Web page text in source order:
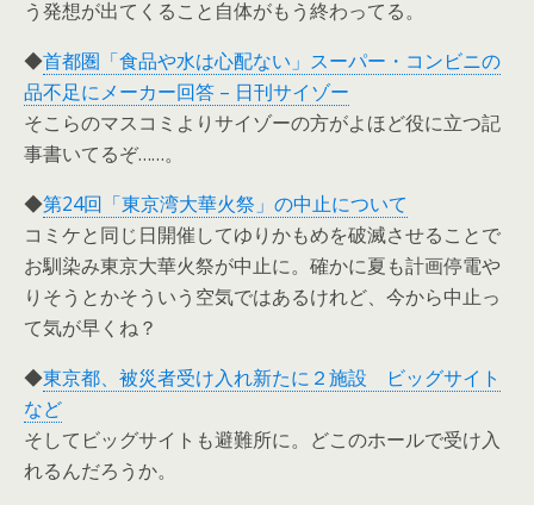
う発想が出てくること自体がもう終わってる。
◆首都圏「食品や水は心配ない」スーパー・コンビニの
品不足にメーカー回答 – 日刊サイゾー
そこらのマスコミよりサイゾーの方がよほど役に立つ記
事書いてるぞ……。
◆第24回「東京湾大華火祭」の中止について
コミケと同じ日開催してゆりかもめを破滅させることで
お馴染み東京大華火祭が中止に。確かに夏も計画停電や
りそうとかそういう空気ではあるけれど、今から中止っ
て気が早くね？
◆東京都、被災者受け入れ新たに２施設 ビッグサイト
など
そしてビッグサイトも避難所に。どこのホールで受け入
れるんだろうか。